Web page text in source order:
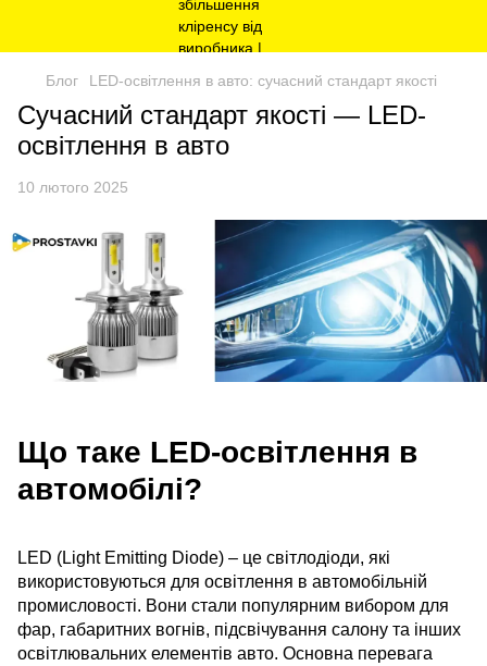
Блог LED-освітлення в авто: сучасний стандарт якості
Сучасний стандарт якості — LED-
освітлення в авто
10 лютого 2025
Що таке LED-освітлення в
автомобілі?
LED (Light Emitting Diode) – це світлодіоди, які
використовуються для освітлення в автомобільній
промисловості. Вони стали популярним вибором для
фар, габаритних вогнів, підсвічування салону та інших
освітлювальних елементів авто. Основна перевага